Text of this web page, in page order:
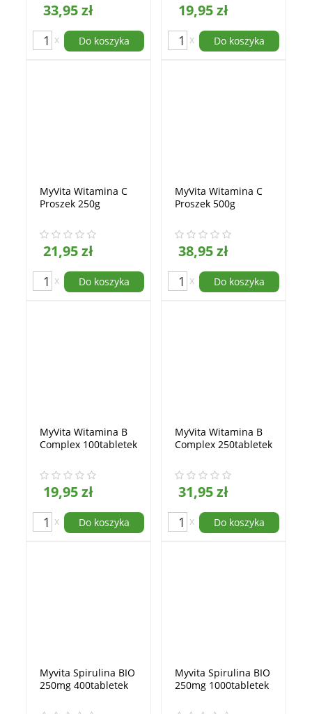
33,95 zł
x Do koszyka
19,95 zł
x Do koszyka
MyVita Witamina C
Proszek 250g
21,95 zł
x Do koszyka
MyVita Witamina C
Proszek 500g
38,95 zł
x Do koszyka
MyVita Witamina B
Complex 100tabletek
19,95 zł
x Do koszyka
MyVita Witamina B
Complex 250tabletek
31,95 zł
x Do koszyka
Myvita Spirulina BIO
250mg 400tabletek
Myvita Spirulina BIO
250mg 1000tabletek